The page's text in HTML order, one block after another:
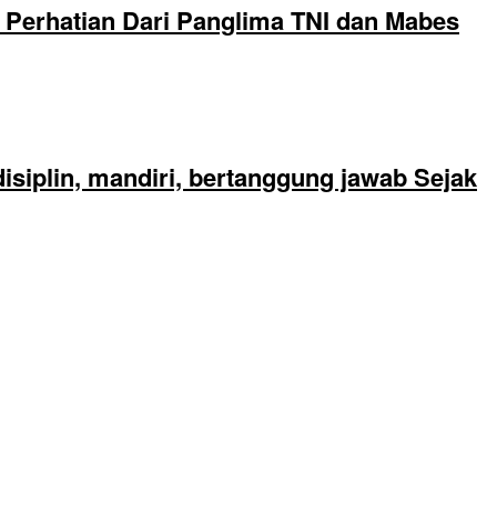
Dari Panglima TNI dan Mabes
mandiri, bertanggung jawab Sejak